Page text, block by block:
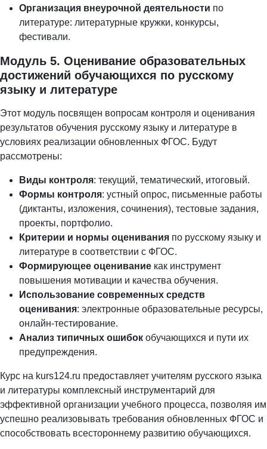
Организация внеурочной деятельности по
литературе: литературные кружки, конкурсы,
фестивали.
Модуль 5. Оценивание образовательных
достижений обучающихся по русскому
языку и литературе
Этот модуль посвящен вопросам контроля и оценивания
результатов обучения русскому языку и литературе в
условиях реализации обновленных ФГОС. Будут
рассмотрены:
Виды контроля: текущий, тематический, итоговый.
Формы контроля: устный опрос, письменные работы
(диктанты, изложения, сочинения), тестовые задания,
проекты, портфолио.
Критерии и нормы оценивания по русскому языку и
литературе в соответствии с ФГОС.
Формирующее оценивание как инструмент
повышения мотивации и качества обучения.
Использование современных средств
оценивания: электронные образовательные ресурсы,
онлайн-тестирование.
Анализ типичных ошибок обучающихся и пути их
предупреждения.
Курс на kurs124.ru предоставляет учителям русского языка
и литературы комплексный инструментарий для
эффективной организации учебного процесса, позволяя им
успешно реализовывать требования обновленных ФГОС и
способствовать всестороннему развитию обучающихся.